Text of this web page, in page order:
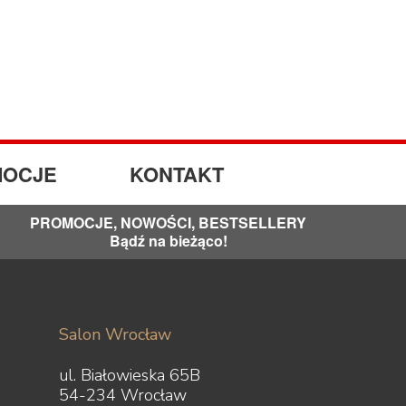
KONTAKT
PROMOCJE, NOWOŚCI, BESTSELLERY
Bądź na bieżąco!
Salon Wrocław
ul. Białowieska 65B
54-234 Wrocław